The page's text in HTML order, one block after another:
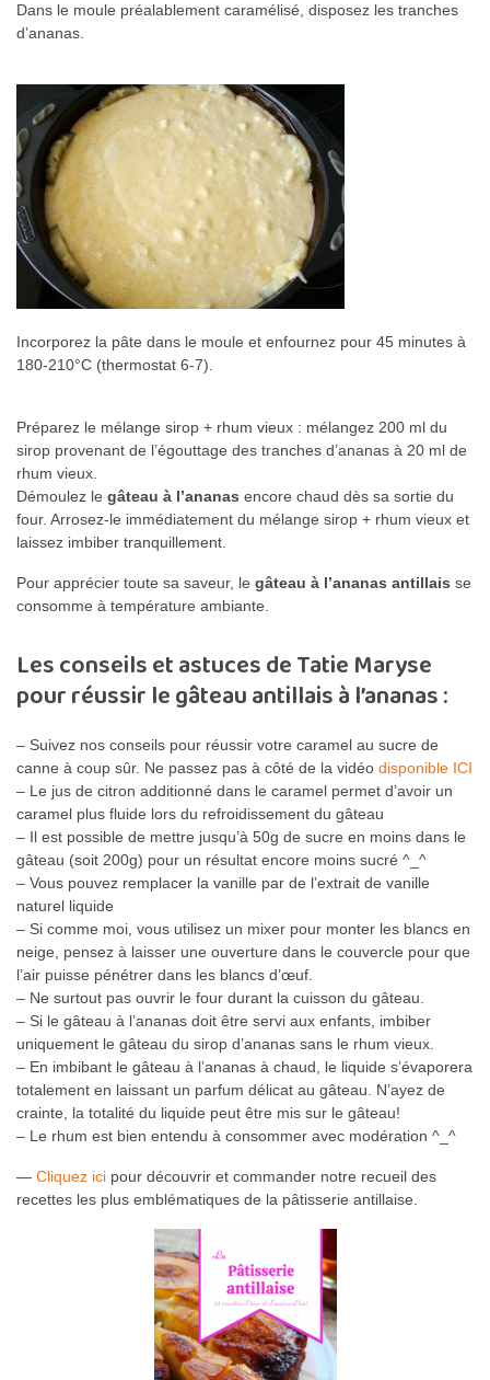
Dans le moule préalablement caramélisé, disposez les tranches
d’ananas.
Incorporez la pâte dans le moule et enfournez pour 45 minutes à
180-210°C (thermostat 6-7).
Préparez le mélange sirop + rhum vieux : mélangez 200 ml du
sirop provenant de l’égouttage des tranches d’ananas à 20 ml de
rhum vieux.
Démoulez le gâteau à l’ananas encore chaud dès sa sortie du
four. Arrosez-le immédiatement du mélange sirop + rhum vieux et
laissez imbiber tranquillement.
Pour apprécier toute sa saveur, le gâteau à l’ananas antillais se
consomme à température ambiante.
Les conseils et astuces de Tatie Maryse
pour réussir le gâteau antillais à l’ananas :
– Suivez nos conseils pour réussir votre caramel au sucre de
canne à coup sûr. Ne passez pas à côté de la vidéo disponible ICI
– Le jus de citron additionné dans le caramel permet d’avoir un
caramel plus fluide lors du refroidissement du gâteau
– Il est possible de mettre jusqu’à 50g de sucre en moins dans le
gâteau (soit 200g) pour un résultat encore moins sucré ^_^
– Vous pouvez remplacer la vanille par de l’extrait de vanille
naturel liquide
– Si comme moi, vous utilisez un mixer pour monter les blancs en
neige, pensez à laisser une ouverture dans le couvercle pour que
l’air puisse pénétrer dans les blancs d’œuf.
– Ne surtout pas ouvrir le four durant la cuisson du gâteau.
– Si le gâteau à l’ananas doit être servi aux enfants, imbiber
uniquement le gâteau du sirop d’ananas sans le rhum vieux.
– En imbibant le gâteau à l’ananas à chaud, le liquide s’évaporera
totalement en laissant un parfum délicat au gâteau. N’ayez de
crainte, la totalité du liquide peut être mis sur le gâteau!
– Le rhum est bien entendu à consommer avec modération ^_^
— Cliquez ici pour découvrir et commander notre recueil des
recettes les plus emblématiques de la pâtisserie antillaise.